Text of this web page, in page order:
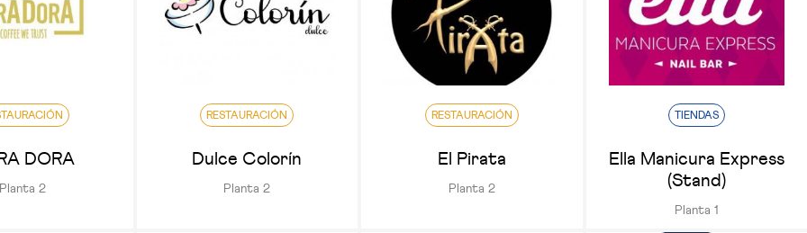
DORA
2
RESTAURACIÓN
Dulce Colorín
Planta 2
RESTAURACIÓN
El Pirata
Planta 2
TIENDAS
Ella Manicura Express
(Stand)
Planta 1